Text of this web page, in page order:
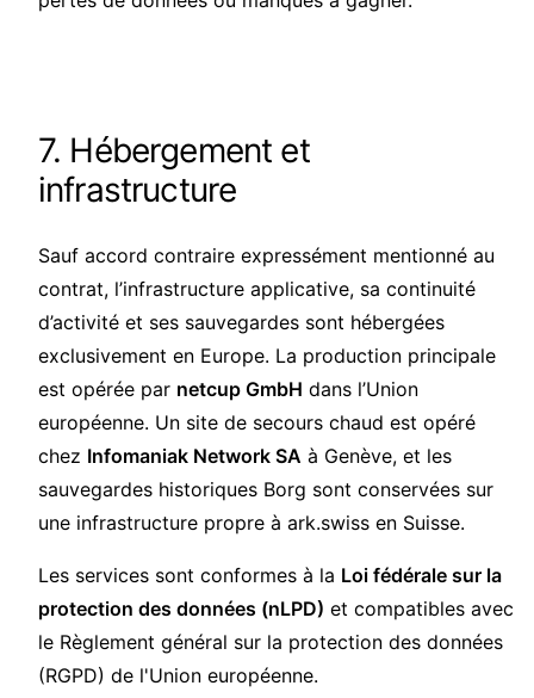
7. Hébergement et
infrastructure
Sauf accord contraire expressément mentionné au
contrat, l’infrastructure applicative, sa continuité
d’activité et ses sauvegardes sont hébergées
exclusivement en Europe. La production principale
est opérée par netcup GmbH dans l’Union
européenne. Un site de secours chaud est opéré
chez Infomaniak Network SA à Genève, et les
sauvegardes historiques Borg sont conservées sur
une infrastructure propre à ark.swiss en Suisse.
Les services sont conformes à la Loi fédérale sur la
protection des données (nLPD) et compatibles avec
le Règlement général sur la protection des données
(RGPD) de l'Union européenne.